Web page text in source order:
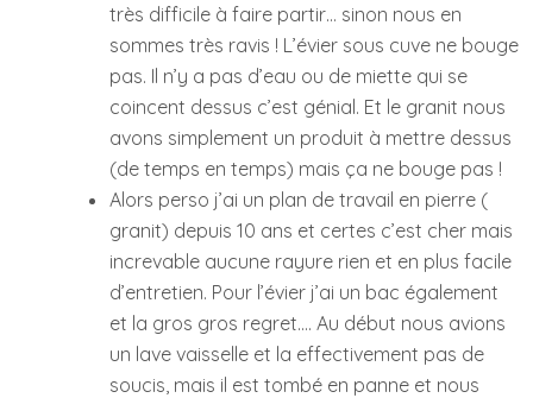
très difficile à faire partir… sinon nous en
sommes très ravis ! L’évier sous cuve ne bouge
pas. Il n’y a pas d’eau ou de miette qui se
coincent dessus c’est génial. Et le granit nous
avons simplement un produit à mettre dessus
(de temps en temps) mais ça ne bouge pas !
Alors perso j’ai un plan de travail en pierre (
granit) depuis 10 ans et certes c’est cher mais
increvable aucune rayure rien et en plus facile
d’entretien. Pour l’évier j’ai un bac également
et la gros gros regret…. Au début nous avions
un lave vaisselle et la effectivement pas de
soucis, mais il est tombé en panne et nous